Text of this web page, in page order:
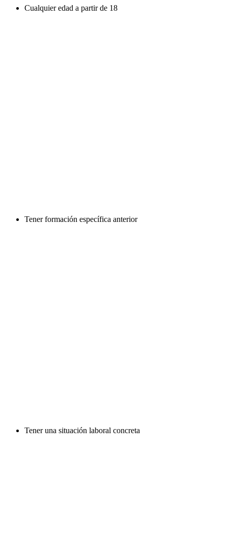
Cualquier edad a partir de 18
Tener formación específica anterior
Tener una situación laboral concreta